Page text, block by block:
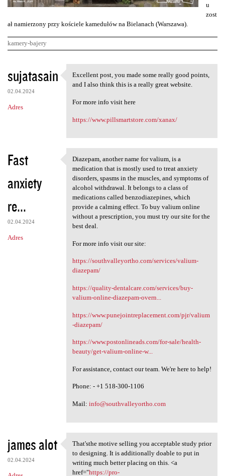
u
zost
ał namierzony przy kościele kamedułów na Bielanach (Warszawa).
kamery-bajery
K
o
m
e
a
r
z
sujatasain
02.04.2024
Adres
Excellent post, you made some
Excellent post, you made some really good points,
and I also think this is a really great website.
For more info visit here
https://www.pillsmartstore.com/xanax/
Fast
anxiety
re...
02.04.2024
Adres
Diazepam, another name for
Diazepam, another name for valium, is a
medication that is mostly used to treat anxiety
disorders, spasms in the muscles, and symptoms of
alcohol withdrawal. It belongs to a class of
medications called benzodiazepines, which
provide a calming effect. To buy valium online
without a prescription, you must try our site for the
best deal.
For more info visit our site:
https://southvalleyortho.com/services/valium-
diazepam/
https://quality-dentalcare.com/services/buy-
valium-online-diazepam-overn...
https://www.punejointreplacement.com/pjr/valium
-diazepam/
https://www.postonlineads.com/for-sale/health-
beauty/get-valium-online-w...
For assistance, contact our team. We're here to help!
Phone: - +1 518-300-1106
Mail: info@southvalleyortho.com
james alot
02.04.2024
That'sthe motive selling you
That'sthe motive selling you acceptable study prior
to designing. It is additionally doable to put in
writing much better placing on this. <a
href="https://pro-